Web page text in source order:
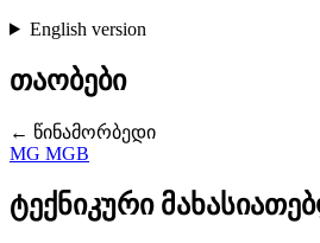
English version
თაობები
← წინამორბედი
MG MGB
ტექნიკური